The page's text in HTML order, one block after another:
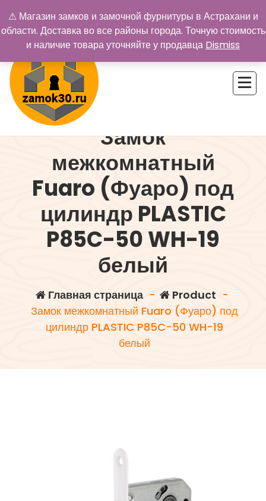
содержимому
Замок
межкомнатный
Fuaro (Фуаро) под
цилиндр PLASTIC
P85C-50 WH-19
белый
Главная страница - Product -
Замок межкомнатный Fuaro (Фуаро) под
цилиндр PLASTIC P85C-50 WH-19
белый
⚠ Магазин замков и замочной фурнитуры в Астрахани и
области. Доставка во все районы города. Точную стоимость
и наличие товара уточняйте у продавца Dismiss